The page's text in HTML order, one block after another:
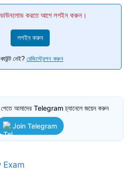
করতে আগে লগইন করুন।
লগইন করুন
নেই? রেজিস্ট্রেশন করুন
পেতে আমাদের Telegram চ্যানেলে জয়েন করুন
Join Telegram
Exam